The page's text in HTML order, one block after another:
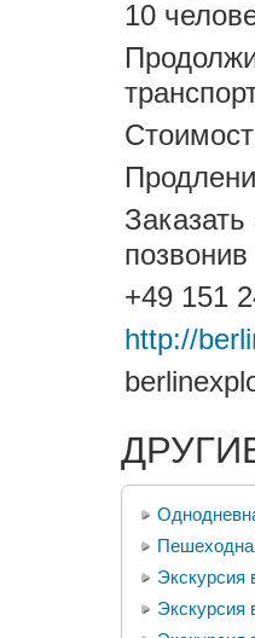
10
+49 151
http://
Экскурсия
Экскурсия